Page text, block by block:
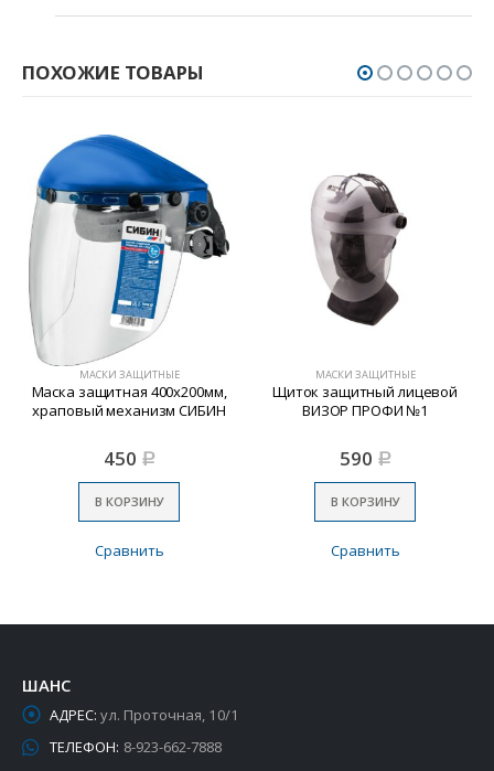
ПОХОЖИЕ ТОВАРЫ
МАСКИ ЗАЩИТНЫЕ
Маска защитная 400х200мм,
храповый механизм СИБИН
450 Р
В КОРЗИНУ
Сравнить
МАСКИ ЗАЩИТНЫЕ
Щиток защитный лицевой
ВИЗОР ПРОФИ №1
590 Р
В КОРЗИНУ
Сравнить
ШАНС
АДРЕС: ул. Проточная, 10/1
ТЕЛЕФОН: 8-923-662-7888